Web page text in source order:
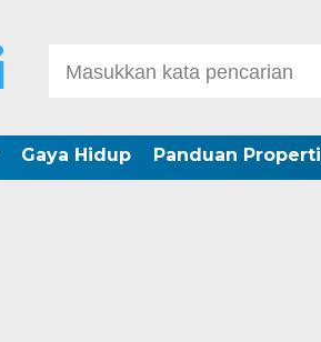
Gaya Hidup Panduan Properti